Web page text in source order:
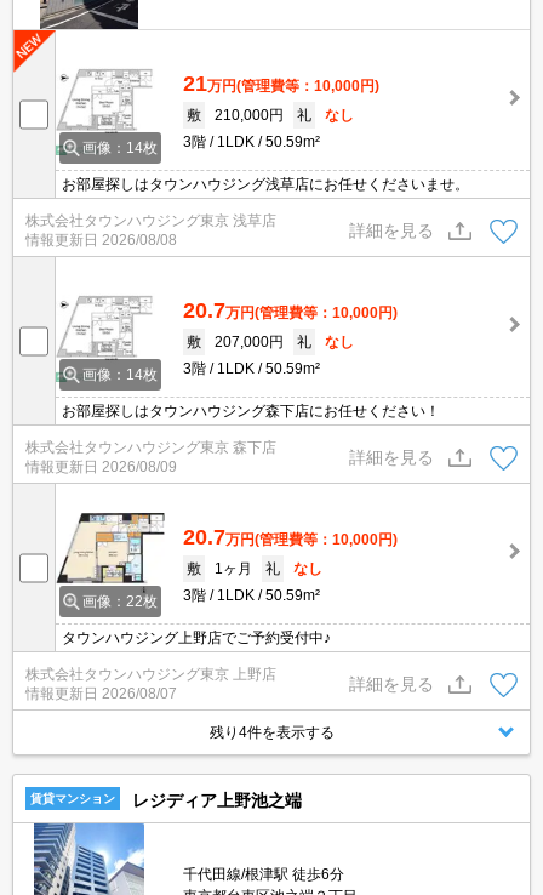
画像：14枚
21万円(管理費等：10,000円)
敷
210,000円 礼
なし
3階
1LDK 50.59m²
お部屋探しはタウンハウジング浅草店にお任せくださいませ。
株式会社タウンハウジング東京 浅草店
情報更新日 2026/08/08
詳細を見る
画像：14枚
20.7万円(管理費等：10,000円)
敷
207,000円 礼
なし
3階
1LDK 50.59m²
お部屋探しはタウンハウジング森下店にお任せください！
株式会社タウンハウジング東京 森下店
情報更新日 2026/08/09
詳細を見る
画像：22枚
20.7万円(管理費等：10,000円)
敷
1ヶ月 礼
なし
3階
1LDK 50.59m²
タウンハウジング上野店でご予約受付中♪
株式会社タウンハウジング東京 上野店
情報更新日 2026/08/07
詳細を見る
残り4件を表示する
賃貸マンション レジディア上野池之端
千代田線/根津駅 徒歩6分